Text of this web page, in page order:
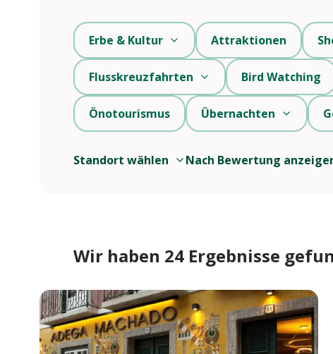
Standort wählen Nach Bewertung
Erbe & Kultur Attraktionen
Flusskreuzfahrten Bird Watching
Önotourismus Übernachten
Wir haben 24 Ergebnisse